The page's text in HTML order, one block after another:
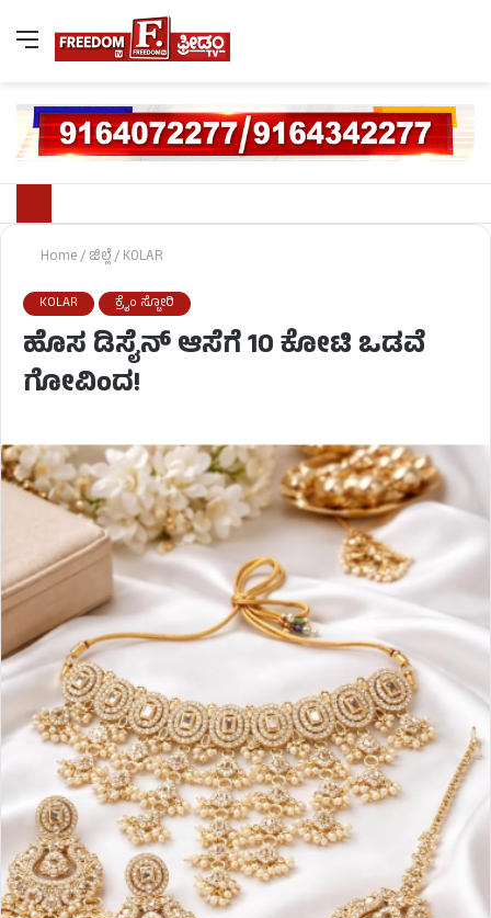
Home/ಜಿಲ್ಲೆ/KOLAR
KOLAR ಕ್ರೈಂ ಸ್ಟೋರಿ
ಹೊಸ ಡಿಸೈನ್ ಆಸೆಗೆ 10 ಕೋಟಿ ಒಡವೆ
ಗೋವಿಂದ!